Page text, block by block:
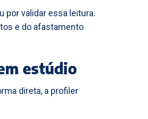
por validar essa leitura.
e do afastamento
estúdio
direta, a profiler